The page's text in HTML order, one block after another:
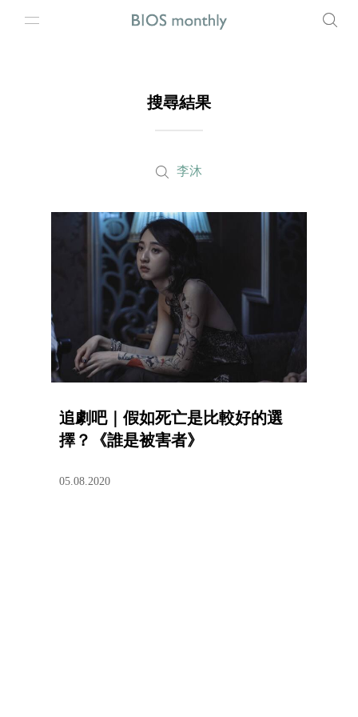
搜尋結果
李沐
追劇吧｜假如死亡是比較好的選
擇？《誰是被害者》
05.08.2020